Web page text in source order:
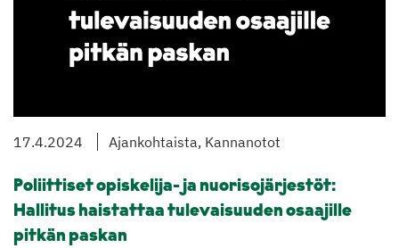
17.4.2024 Ajankohtaista, Kannanotot
Poliittiset opiskelija- ja nuorisojärjestöt:
Hallitus haistattaa tulevaisuuden osaajille
pitkän paskan